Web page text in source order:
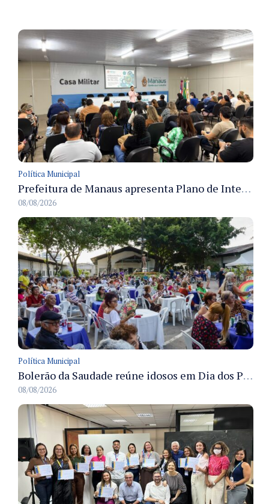
Política Municipal
Prefeitura de Manaus apresenta Plano de Integridade da CGM e qualifica servidores para governança e conformidade no biênio 2027-2028
08/08/2026
Política Municipal
Bolerão da Saudade reúne idosos em Dia dos Pais promovido pela Fundação Dr. Thomas em Manaus
08/08/2026